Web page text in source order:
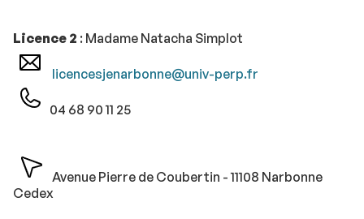
Licence 2 : Madame Natacha Simplot
licencesjenarbonne@univ-perp.fr
04 68 90 11 25
Avenue Pierre de Coubertin - 11108 Narbonne
Cedex